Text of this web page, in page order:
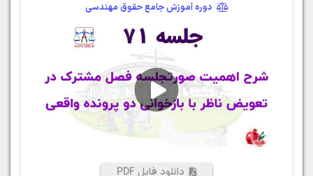
دوره آموزش جامع حقوق مهندسی
دانلود فایل PDF